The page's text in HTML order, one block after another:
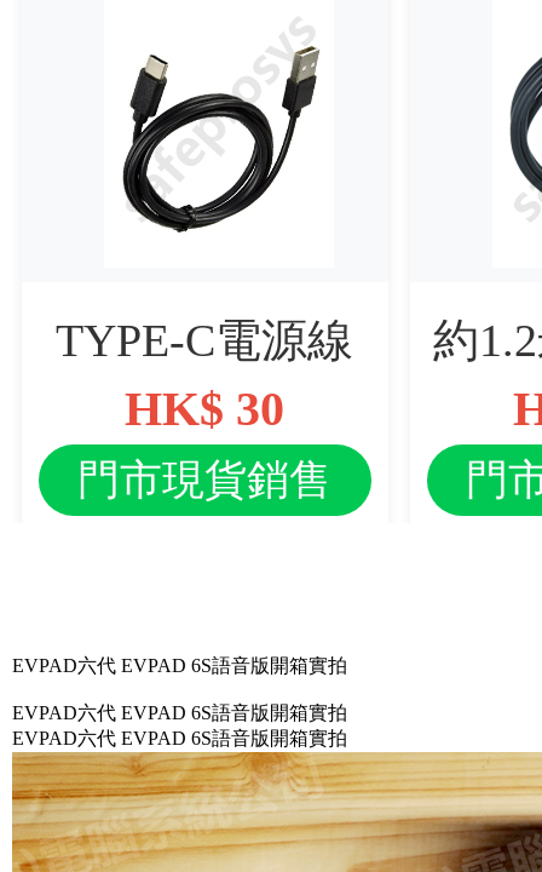
EVPAD六代 EVPAD 6S語音版開箱實拍
EVPAD六代 EVPAD 6S語音版開箱實拍
EVPAD六代 EVPAD 6S語音版開箱實拍